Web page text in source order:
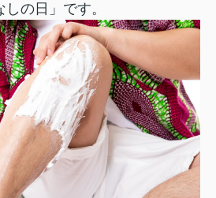
の日」です。